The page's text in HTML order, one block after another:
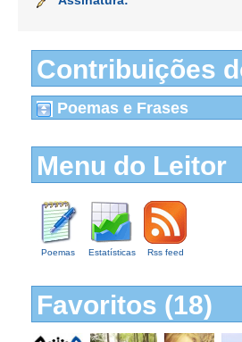
Contribuições
Poemas e Frases
Menu do Leitor
Poemas Estatísticas Rss feed
Favoritos (18)